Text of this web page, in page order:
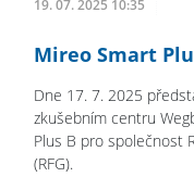
19. 07. 2025 10:35
Mireo Smart
Dne 17. 7. 2025
zkušebním centru
Plus B pro společnost
(RFG).